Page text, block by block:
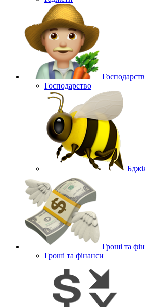
Господарство
Гроші та
Гроші та фінанси